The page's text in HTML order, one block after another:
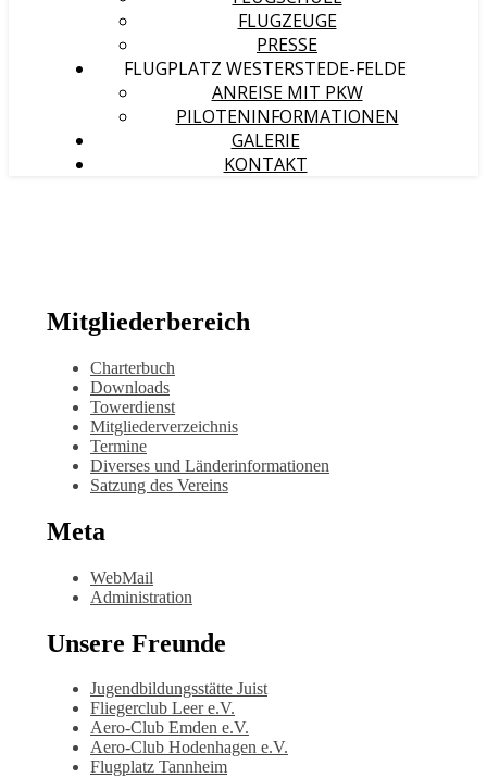
FLUGZEUGE
PRESSE
FLUGPLATZ WESTERSTEDE-FELDE
ANREISE MIT PKW
PILOTENINFORMATIONEN
GALERIE
KONTAKT
Mitgliederbereich
Charterbuch
Downloads
Towerdienst
Mitgliederverzeichnis
Termine
Diverses und Länderinformationen
Satzung des Vereins
Meta
WebMail
Administration
Unsere Freunde
Jugendbildungsstätte Juist
Fliegerclub Leer e.V.
Aero-Club Emden e.V.
Aero-Club Hodenhagen e.V.
Flugplatz Tannheim